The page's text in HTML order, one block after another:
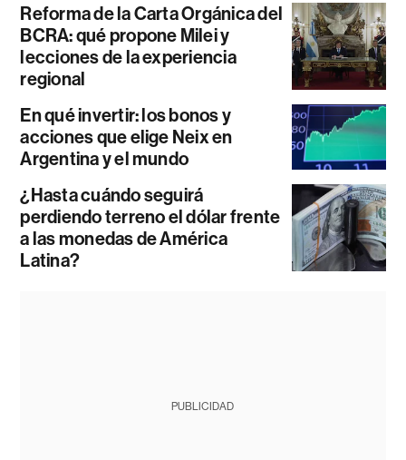
Reforma de la Carta Orgánica del
BCRA: qué propone Milei y
lecciones de la experiencia
regional
En qué invertir: los bonos y
acciones que elige Neix en
Argentina y el mundo
¿Hasta cuándo seguirá
perdiendo terreno el dólar frente
a las monedas de América
Latina?
PUBLICIDAD